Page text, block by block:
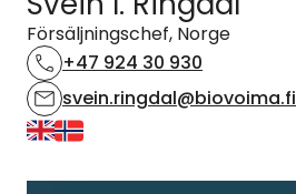
Försäljningschef, Norge
+47 924 30 930
svein.ringdal@biovoima.fi